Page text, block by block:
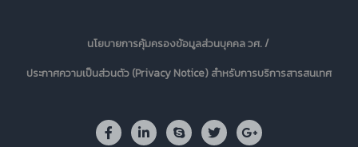
นโยบายการคุ้มครองข้อมูลส่วนบุคคล วศ. /
ประกาศความเป็นส่วนตัว (Privacy Notice) สำหรับการบริการสารสนเทศ